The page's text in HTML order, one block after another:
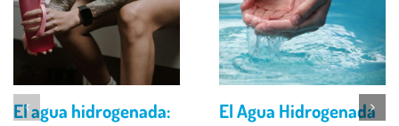
El agua hidrogenada:
El Agua Hidrogenada